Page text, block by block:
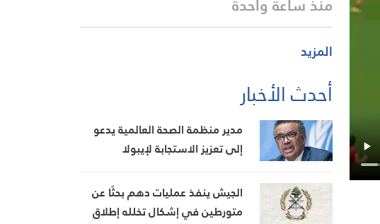
المزيد
أحدث الأخبار
مدير منظمة الصحة العالمية يدعو
إلى تعزيز الاستجابة لإيبولا
الجيش ينفذ عمليات دهم بحثًا عن
متورطين في إشكال تخلله إطلاق